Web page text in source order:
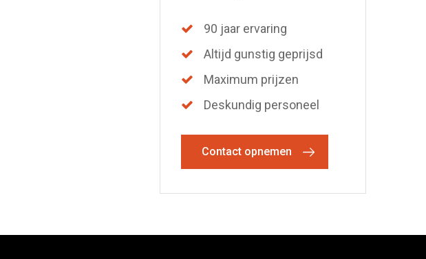
90 jaar ervaring
Altijd gunstig geprijsd
Maximum prijzen
Deskundig personeel
Contact opnemen